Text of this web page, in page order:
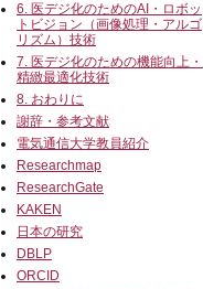
6. 医デジ化のためのAI・ロボッ
トビジョン（画像処理・アルゴ
リズム）技術
7. 医デジ化のための機能向上・
精緻最適化技術
8. おわりに
謝辞・参考文献
電気通信大学教員紹介
Researchmap
ResearchGate
KAKEN
日本の研究
DBLP
ORCID